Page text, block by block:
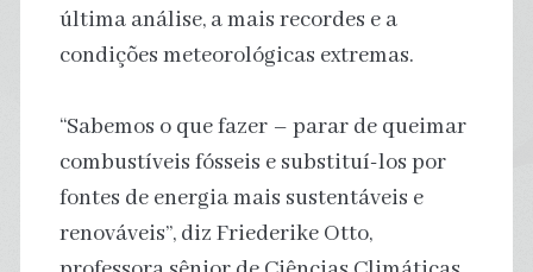
última análise, a mais recordes e a
condições meteorológicas extremas.
“Sabemos o que fazer – parar de queimar
combustíveis fósseis e substituí-los por
fontes de energia mais sustentáveis ​​e
renováveis”, diz Friederike Otto,